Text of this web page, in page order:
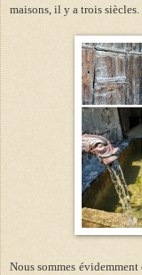
maisons, il y a trois siècles.
Nous sommes